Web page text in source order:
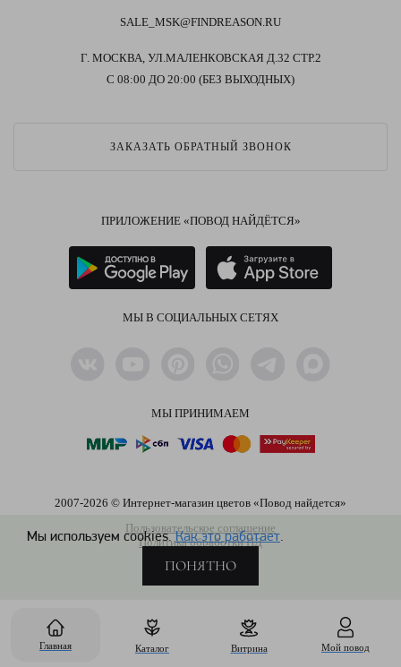
Мы используем cookies.Как это работает.
ПОНЯТНО
SALE_MSK@FINDREASON.RU
Г. МОСКВА, УЛ.МАЛЕНКОВСКАЯ Д.32 СТР.2
С 08:00 ДО 20:00 (БЕЗ ВЫХОДНЫХ)
ЗАКАЗАТЬ ОБРАТНЫЙ ЗВОНОК
ПРИЛОЖЕНИЕ «ПОВОД НАЙДЁТСЯ»
МЫ В СОЦИАЛЬНЫХ СЕТЯХ
МЫ ПРИНИМАЕМ
2007-2026 © Интернет-магазин цветов «Повод найдется»
Пользовательское соглашение
Политика обработки ПД
Главная Каталог Витрина Мой повод